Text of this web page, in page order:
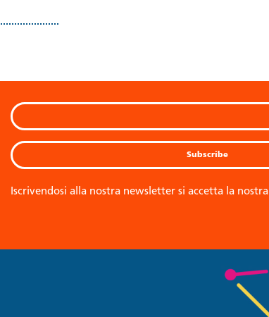
Iscrivendosi alla nostra newsletter si accetta la nostra